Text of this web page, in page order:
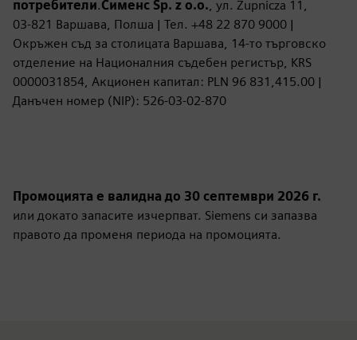
потребители.Сименс Sp. z o.o. , ул. Żupnicza 11,
03‑821 Варшава, Полша | Тел. +48 22 870 9000 |
Окръжен съд за столицата Варшава, 14-то търговско
отделение на Националния съдебен регистър, KRS
0000031854, Акционен капитал: PLN 96 831,415.00 |
Данъчен номер (NIP): 526‑03‑02‑870
Промоцията е валидна до 30 септември 2026 г.
или докато запасите изчерпват. Siemens си запазва
правото да променя периода на промоцията.